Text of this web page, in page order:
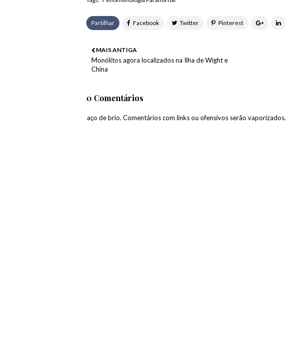
Partilhar
MAIS ANTIGA
Monólitos agora localizados na Ilha de Wight e
China
0 Comentários
paço de brio. Comentários com links ou ofensivos serão vaporizados.